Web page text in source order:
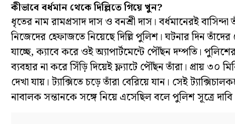
কীভাবে বর্ধমান থেকে দিল্লিতে গিয়ে খুন?
ধৃতের নাম রামপ্রসাদ দাস ও বনশ্রী দাস। বর্ধমানেরই
নিজেদের হেফাজতে নিয়েছে দিল্লি পুলিশ। ঘটনার দিন
যাচ্ছে, ক্যাবে করে ওই অ্যাপার্টমেন্টে পৌঁছন দম্পতি।
ব্যবহার না করে সিঁড়ি দিয়েই ফ্ল্যাটে পৌঁছন তাঁরা। প্রায়
দেখা যায়। ট্যাক্সিতে চড়ে তাঁরা বেরিয়ে যান। সেই
নাবালক সন্তানকে সঙ্গে নিয়ে এসেছিল বলে পুলিশ সূত্রে